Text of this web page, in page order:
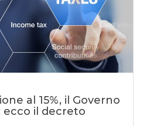
al 15%, il Governo
ecco il decreto